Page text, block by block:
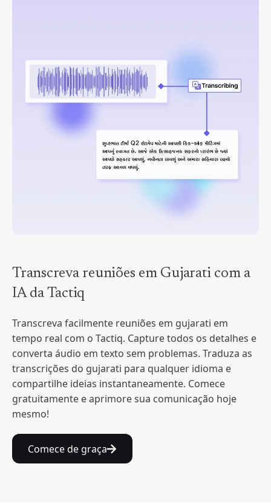
Transcreva reuniões em Gujarati com a
IA da Tactiq
Transcreva facilmente reuniões em gujarati em
tempo real com o Tactiq. Capture todos os detalhes e
converta áudio em texto sem problemas. Traduza as
transcrições do gujarati para qualquer idioma e
compartilhe ideias instantaneamente. Comece
gratuitamente e aprimore sua comunicação hoje
mesmo!
Comece de graça